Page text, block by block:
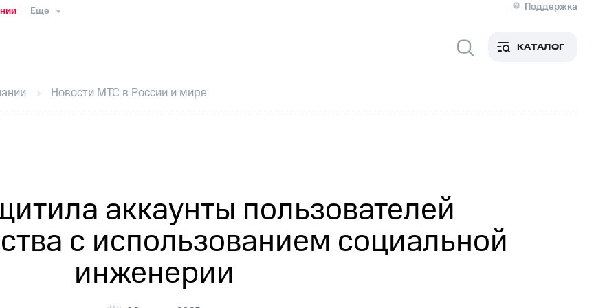
Еще
Поддержка
Медиа-центр
ИнтервьюФинансовая отчетностьКонтактыНовости в регионе
секретарьРаскрытие информации
кабинет акционераАкционерный капиталКонтроль и аудитРынок акций
КАТАЛОГ
Новости МТС в России и мире
аккаунты пользователей
с использованием социальной
инженерии